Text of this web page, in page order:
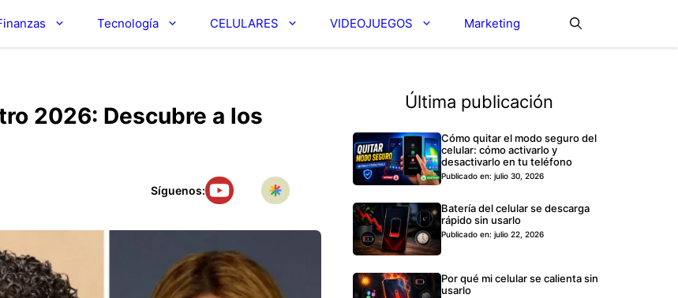
Tecnología CELULARES VIDEOJUEGOS Marketing
2026: Descubre a los
Síguenos:
Última publicación
Cómo quitar el modo seguro del
celular: cómo activarlo y
desactivarlo en tu teléfono
Publicado en: julio 30, 2026
Batería del celular se descarga
rápido sin usarlo
Publicado en: julio 22, 2026
Por qué mi celular se calienta sin
usarlo